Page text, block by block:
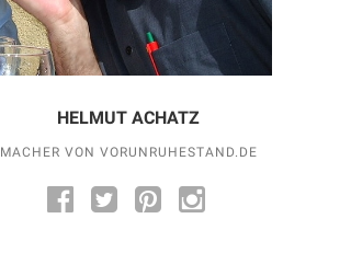
HELMUT ACHATZ
MACHER VON VORUNRUHESTAND.DE